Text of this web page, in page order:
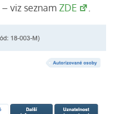
– viz seznam ZDE